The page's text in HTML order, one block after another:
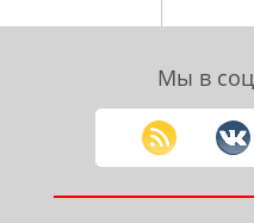
Мы в